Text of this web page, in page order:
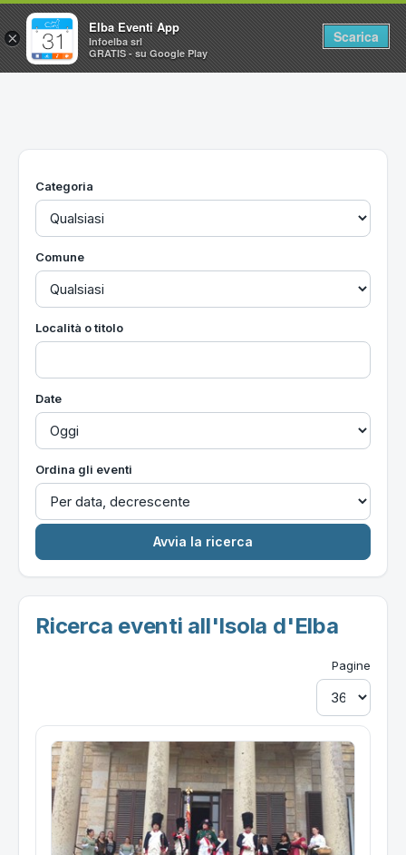
Home
Utilità
Categoria
Comune
Località o titolo
Date
Ordina gli eventi
Ricerca eventi all'Isola d'Elba
Pagine
×
Elba Eventi App
Infoelba srl
GRATIS - su Google Play
Scarica